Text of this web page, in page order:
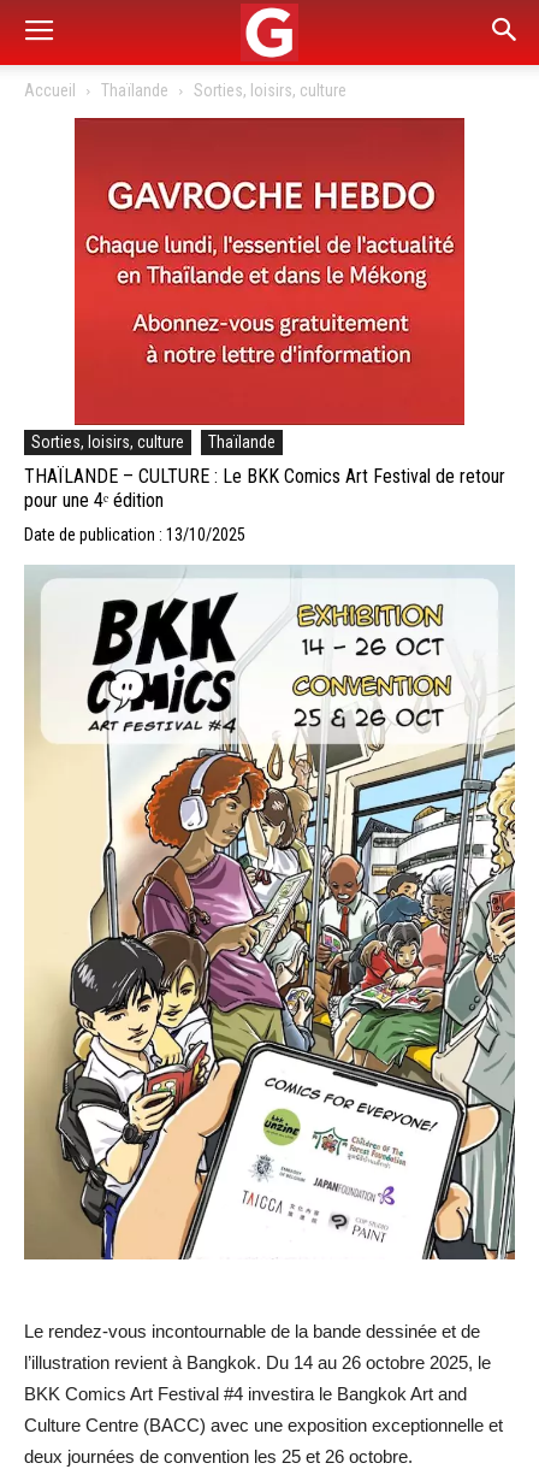
Accueil Thaïlande Sorties, loisirs, culture
Sorties, loisirs, culture Thaïlande
THAÏLANDE – CULTURE : Le BKK Comics Art Festival de retour
pour une 4ᵉ édition
Date de publication : 13/10/2025
Le rendez-vous incontournable de la bande dessinée et de
l’illustration revient à Bangkok. Du 14 au 26 octobre 2025, le
BKK Comics Art Festival #4 investira le Bangkok Art and
Culture Centre (BACC) avec une exposition exceptionnelle et
deux journées de convention les 25 et 26 octobre.